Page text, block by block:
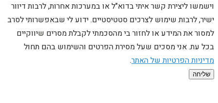
וישמשו ליצירת קשר איתי בדוא"ל או במערכות אחרות, לרבות דיוור
ישיר, לרבות שימוש לצרכים סטטיסטיים. ידוע לי שבאפשרותי לסרב
למסור את המידע או לחזור בי מהסכמתי לקבלת מסרים שיווקיים
בכל עת. אני מסכים שעל מסירת הפרטים והשימוש בהם תחול
מדיניות הפרטיות של האתר.
שליחה